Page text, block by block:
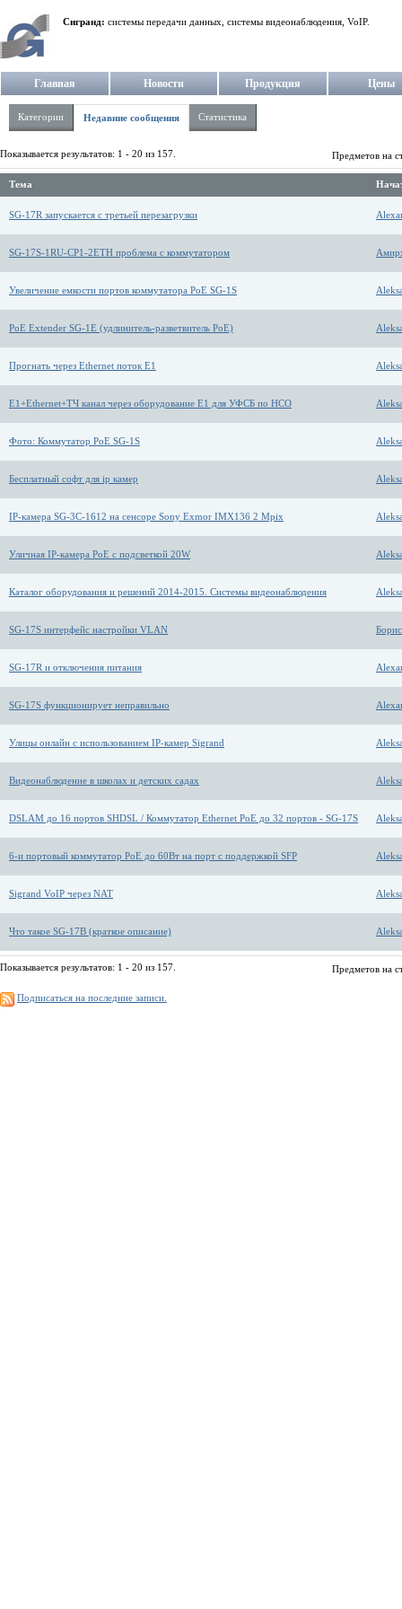
Сигранд: системы передачи данных, системы видеонаблюдения, VoIP.
Главная Новости Продукция Цены
Категории Недавние сообщения Статистика
Показывается результатов: 1 - 20 из 157. Предметов на
Тема
SG-17R запускается с третьей перезагрузки
SG-17S-1RU-CP1-2ETH проблема с коммутатором
Увеличение емкости портов коммутатора PoE SG-1S
PoE Extender SG-1E (удлинитель-разветвитель PoE)
Прогнать через Ethernet поток Е1
E1+Ethernet+ТЧ канал через оборудование E1 для УФСБ по НСО
Фото: Коммутатор PoE SG-1S
Бесплатный софт для ip камер
IP-камера SG-3C-1612 на сенсоре Sony Exmor IMX136 2 Mpix
Уличная IP-камера PoE с подсветкой 20W
Каталог оборудования и решений 2014-2015. Системы видеонаблюдения
SG-17S интерфейс настройки VLAN
SG-17R и отключения питания
SG-17S функционирует неправильно
Улицы онлайн с использованием IP-камер Sigrand
Видеонаблюдение в школах и детских садах
DSLAM до 16 портов SHDSL / Коммутатор Ethernet PoE до 32 портов - SG-17S
6-и портовый коммутатор PoE до 60Вт на порт с поддержкой SFP
Sigrand VoIP через NAT
Что такое SG-17B (краткое описание)
Показывается результатов: 1 - 20 из 157. Предметов на
Подписаться на последние записи.